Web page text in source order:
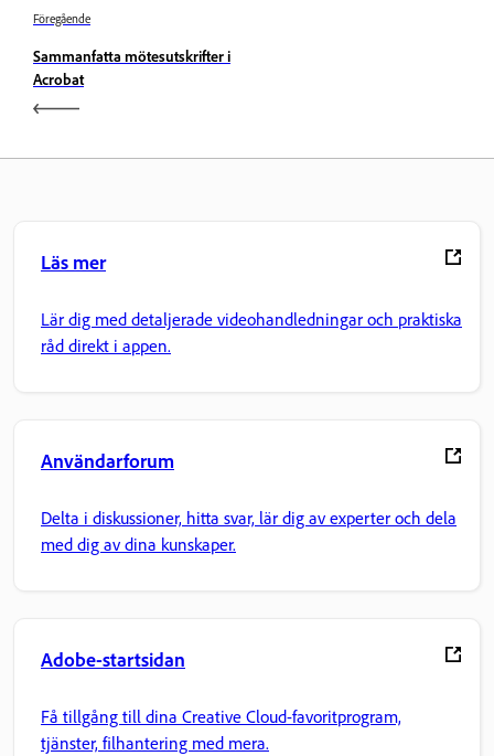
Föregående
Sammanfatta mötesutskrifter i
Acrobat
Läs mer
Lär dig med detaljerade videohandledningar och praktiska
råd direkt i appen.
Användarforum
Delta i diskussioner, hitta svar, lär dig av experter och dela
med dig av dina kunskaper.
Adobe-startsidan
Få tillgång till dina Creative Cloud-favoritprogram,
tjänster, filhantering med mera.